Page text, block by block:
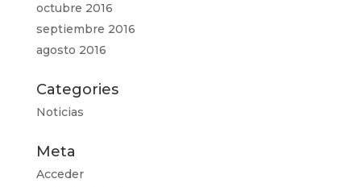
octubre 2016
septiembre 2016
agosto 2016
Categories
Noticias
Meta
Acceder